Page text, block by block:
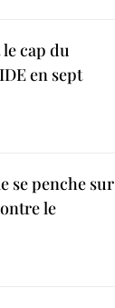
cap du
en sept
se penche sur
le